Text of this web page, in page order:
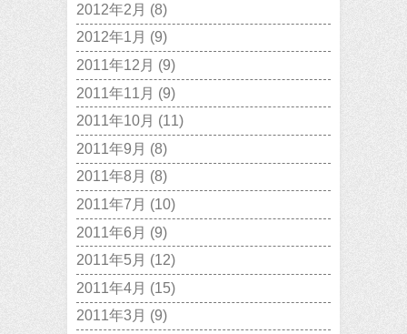
2012年2月 (8)
2012年1月 (9)
2011年12月 (9)
2011年11月 (9)
2011年10月 (11)
2011年9月 (8)
2011年8月 (8)
2011年7月 (10)
2011年6月 (9)
2011年5月 (12)
2011年4月 (15)
2011年3月 (9)